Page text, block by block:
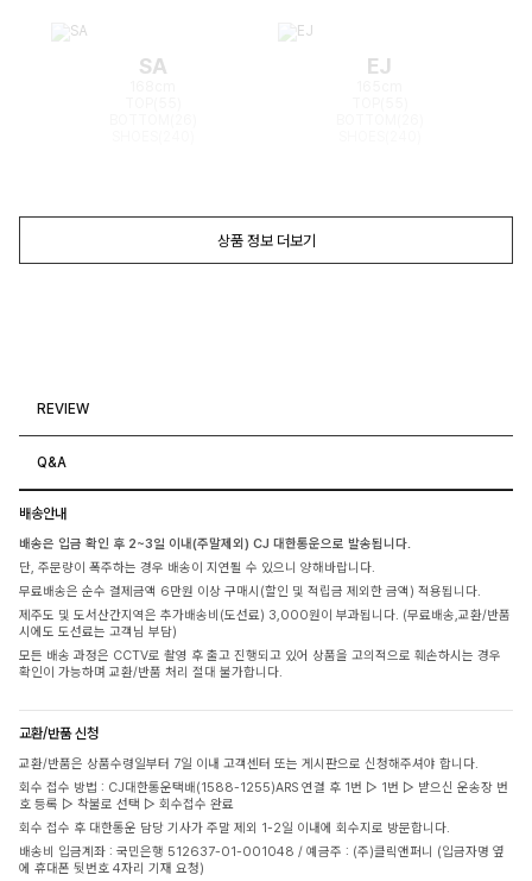
SA EJ
상품 정보 더보기
REVIEW
Q&A
배송안내
배송은 입금 확인 후 2~3일 이내(주말제외) CJ 대한통운으로 발송됩니다.
단, 주문량이 폭주하는 경우 배송이 지연될 수 있으니 양해바랍니다.
무료배송은 순수 결제금액 6만원 이상 구매시(할인 및 적립금 제외한 금액) 적용됩니다.
제주도 및 도서산간지역은 추가배송비(도선료) 3,000원이 부과됩니다. (무료배송,교환/반품
시에도 도선료는 고객님 부담)
모든 배송 과정은 CCTV로 촬영 후 출고 진행되고 있어 상품을 고의적으로 훼손하시는 경우
확인이 가능하며 교환/반품 처리 절대 불가합니다.
교환/반품 신청
교환/반품은 상품수령일부터 7일 이내 고객센터 또는 게시판으로 신청해주셔야 합니다.
회수 접수 방법 : CJ대한통운택배(1588-1255)ARS 연결 후 1번 ▷ 1번 ▷ 받으신 운송장 번
호 등록 ▷ 착불로 선택 ▷ 회수접수 완료
회수 접수 후 대한통운 담당 기사가 주말 제외 1-2일 이내에 회수지로 방문합니다.
배송비 입금계좌 : 국민은행 512637-01-001048 / 예금주 : (주)클릭앤퍼니 (입금자명 옆
에 휴대폰 뒷번호 4자리 기재 요청)